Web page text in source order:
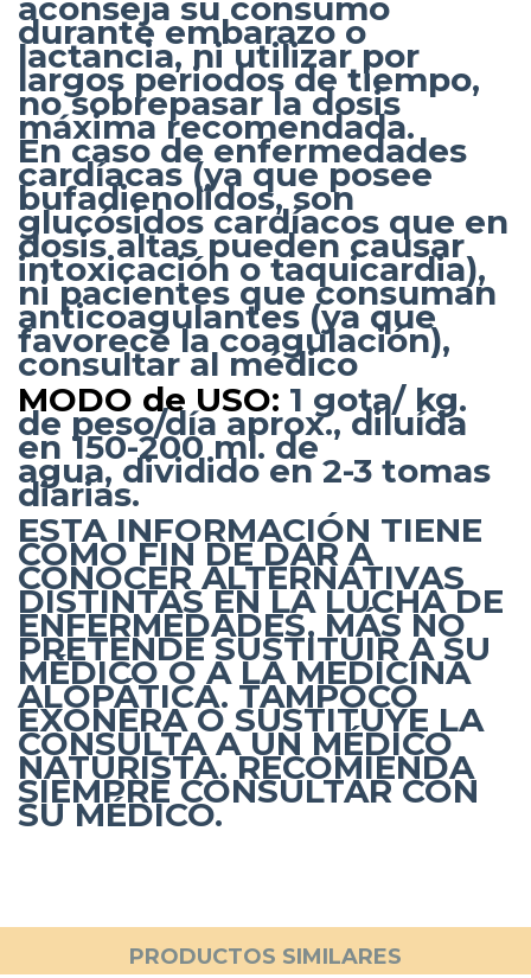
durante embarazo o
lactancia, ni utilizar por
largos periodos de tiempo,
no sobrepasar la dosis
máxima recomendada.
En caso de enfermedades
cardíacas (ya que posee
bufadienolidos, son
glucósidos cardíacos que en
dosis altas pueden causar
intoxicación o taquicardia),
ni pacientes que consuman
anticoagulantes (ya que
favorece la coagulación),
consultar al médico
MODO de USO: 1 gota/ kg.
de peso/día aprox., diluída
en 150-200 ml. de
agua, dividido en 2-3 tomas
diarias.
ESTA INFORMACIÓN TIENE
COMO FIN DE DAR A
CONOCER ALTERNATIVAS
DISTINTAS EN LA LUCHA DE
ENFERMEDADES, MÁS NO
PRETENDE SUSTITUIR A SU
MÉDICO O A LA MEDICINA
ALOPÁTICA. TAMPOCO
EXONERA O SUSTITUYE LA
CONSULTA A UN MÉDICO
NATURISTA. RECOMIENDA
SIEMPRE CONSULTAR CON
SU MÉDICO.
PRODUCTOS SIMILARES